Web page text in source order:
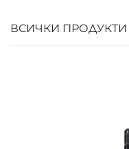
ВСИЧКИ ПРОДУКТИ